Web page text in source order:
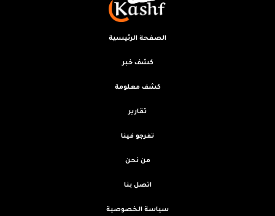
الصفحة الرئيسية
كشف خبر
كشف معلومة
تقارير
تفرجو فينا
من نحن
اتصل بنا
سياسة الخصوصية